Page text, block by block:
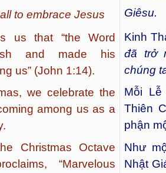
to embrace Jesus
us that “the Word
and made his
us” (John 1:14).
we celebrate the
among us as a
Christmas Octave
“Marvelous
Giêsu.
Kinh
đã trở
chúng
Mỗi Lễ
Thiên
phận
Như
Nhật